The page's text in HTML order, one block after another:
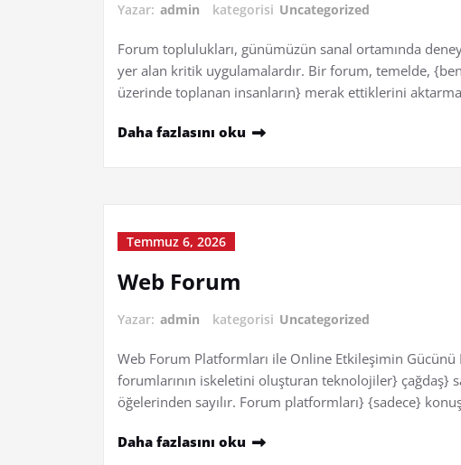
Yazar: admin kategorisi Uncategorized
Forum toplulukları, günümüzün sanal ortamında
yer alan kritik uygulamalardır. Bir forum, temelde,
üzerinde toplanan insanların} merak ettiklerini
Daha fazlasını oku
Temmuz 6, 2026
Web Forum
Yazar: admin kategorisi Uncategorized
Web Forum Platformları ile Online Etkileşimin Gücünü
forumlarının iskeletini oluşturan teknolojiler} çağdaş}
öğelerinden sayılır. Forum platformları} {sadece}
Daha fazlasını oku